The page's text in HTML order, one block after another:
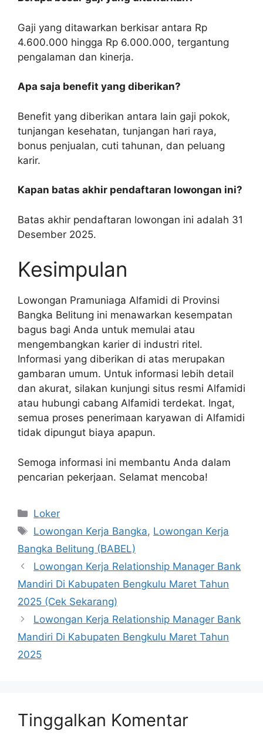
Gaji yang ditawarkan berkisar antara Rp
4.600.000 hingga Rp 6.000.000, tergantung
pengalaman dan kinerja.
Apa saja benefit yang diberikan?
Benefit yang diberikan antara lain gaji pokok,
tunjangan kesehatan, tunjangan hari raya,
bonus penjualan, cuti tahunan, dan peluang
karir.
Kapan batas akhir pendaftaran lowongan ini?
Batas akhir pendaftaran lowongan ini adalah 31
Desember 2025.
Kesimpulan
Lowongan Pramuniaga Alfamidi di Provinsi
Bangka Belitung ini menawarkan kesempatan
bagus bagi Anda untuk memulai atau
mengembangkan karier di industri ritel.
Informasi yang diberikan di atas merupakan
gambaran umum. Untuk informasi lebih detail
dan akurat, silakan kunjungi situs resmi Alfamidi
atau hubungi cabang Alfamidi terdekat. Ingat,
semua proses penerimaan karyawan di Alfamidi
tidak dipungut biaya apapun.
Semoga informasi ini membantu Anda dalam
pencarian pekerjaan. Selamat mencoba!
Kategori
Loker
Tag
Lowongan Kerja Bangka, Lowongan Kerja
Bangka Belitung (BABEL)
Lowongan Kerja Relationship Manager Bank
Mandiri Di Kabupaten Bengkulu Maret Tahun
2025 (Cek Sekarang)
Lowongan Kerja Relationship Manager Bank
Mandiri Di Kabupaten Bengkulu Maret Tahun
2025
Tinggalkan Komentar